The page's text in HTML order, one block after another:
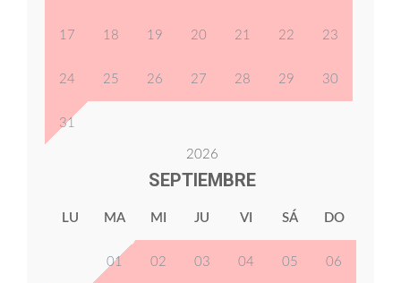
17 18 19 20 21 22 23
24 25 26 27 28 29 30
31
2026
SEPTIEMBRE
LU MA MI JU VI SÁ DO
01 02 03 04 05 06